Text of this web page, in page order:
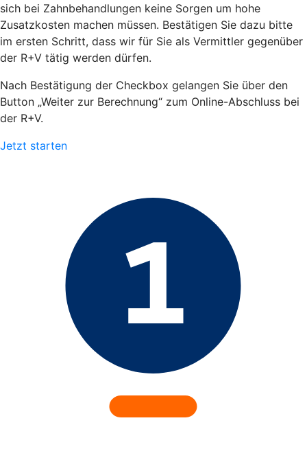
sich bei Zahnbehandlungen keine Sorgen um hohe
Zusatzkosten machen müssen. Bestätigen Sie dazu bitte
im ersten Schritt, dass wir für Sie als Vermittler gegenüber
der R+V tätig werden dürfen.
Nach Bestätigung der Checkbox gelangen Sie über den
Button „Weiter zur Berechnung“ zum Online-Abschluss bei
der R+V.
Jetzt starten